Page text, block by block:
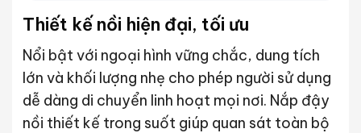
Thiết kế nồi hiện đại, tối ưu
Nổi bật với ngoại hình vững chắc, dung tích
lớn và khối lượng nhẹ cho phép người sử dụng
dễ dàng di chuyển linh hoạt mọi nơi. Nắp đậy
nồi thiết kế trong suốt giúp quan sát toàn bộ